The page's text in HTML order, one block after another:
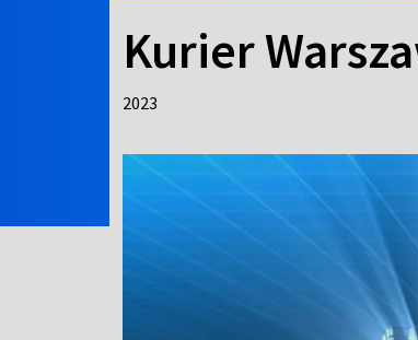
Kurier
2023